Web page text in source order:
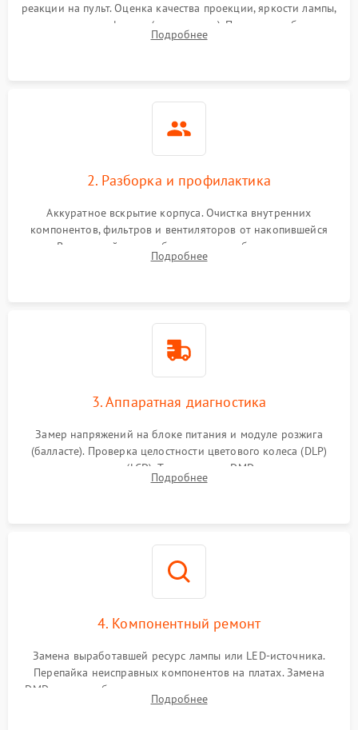
реакции на пульт. Оценка качества проекции, яркости лампы,
наличия артефактов (точки, пятна). Проверка работы
системы охлаждения по уровню шума вентиляторов.
Подробнее
2. Разборка и профилактика
Аккуратное вскрытие корпуса. Очистка внутренних
компонентов, фильтров и вентиляторов от накопившейся
пыли. Визуальный осмотр блока питания, балласта лампы и
материнской платы на наличие прогаров или вздутых
Подробнее
3. Аппаратная диагностика
Замер напряжений на блоке питания и модуле розжига
(балласте). Проверка целостности цветового колеса (DLP)
или поляризаторов (LCD). Тестирование DMD-чипа, датчиков
температуры и оптопар с помощью мультиметра и
Подробнее
4. Компонентный ремонт
Замена выработавшей ресурс лампы или LED-источника.
Перепайка неисправных компонентов на платах. Замена
DMD-чипа при битых пикселях, установка нового цветового
колеса или восстановление сгоревших поляризационных
Подробнее